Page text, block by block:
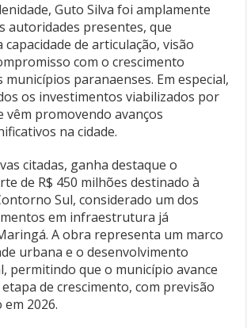
Guto Silva foi amplamente
autoridades presentes, que
capacidade de articulação, visão
com o crescimento
paranaenses. Em especial,
os investimentos viabilizados por
vêm promovendo avanços
na cidade.
citadas, ganha destaque o
de R$ 450 milhões destinado à
Sul, considerado um dos
em infraestrutura já
A obra representa um marco
urbana e o desenvolvimento
permitindo que o município avance
de crescimento, com previsão
2026.